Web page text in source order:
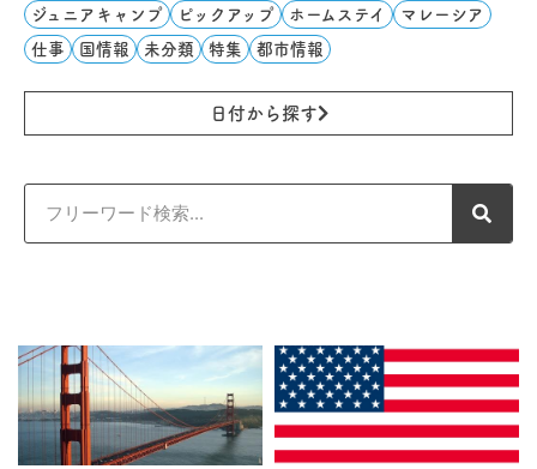
ジュニアキャンプ ピックアップ ホームステイ マレーシア
仕事 国情報 未分類 特集 都市情報
日付から探す